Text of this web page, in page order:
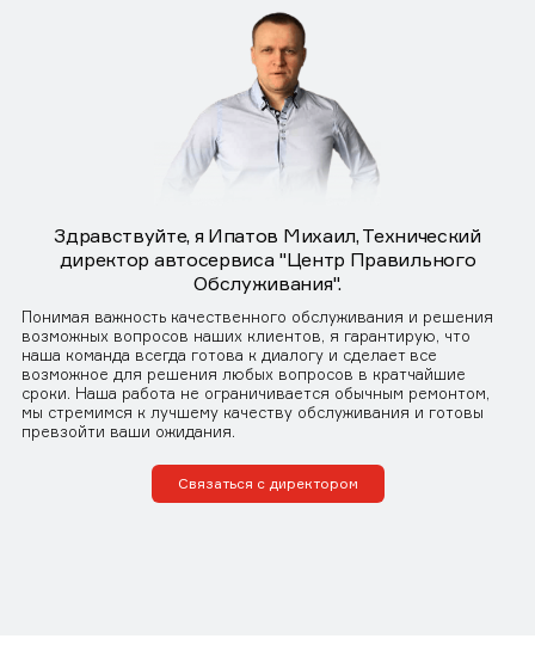
Здравствуйте, я Ипатов Михаил, Технический
директор автосервиса "Центр Правильного
Обслуживания".
Понимая важность качественного обслуживания и решения
возможных вопросов наших клиентов, я гарантирую, что
наша команда всегда готова к диалогу и сделает все
возможное для решения любых вопросов в кратчайшие
сроки. Наша работа не ограничивается обычным ремонтом,
мы стремимся к лучшему качеству обслуживания и готовы
превзойти ваши ожидания.
Связаться с директором